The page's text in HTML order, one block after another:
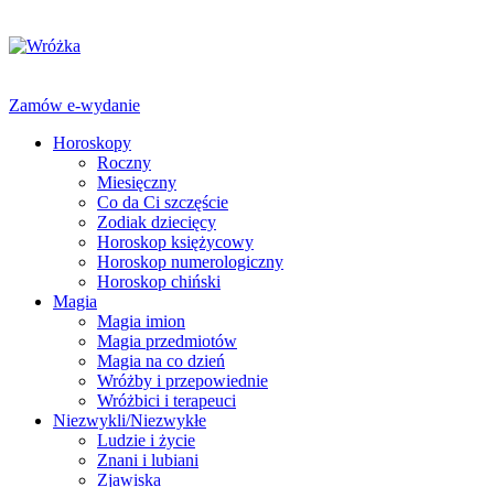
Zamów e-wydanie
Horoskopy
Roczny
Miesięczny
Co da Ci szczęście
Zodiak dziecięcy
Horoskop księżycowy
Horoskop numerologiczny
Horoskop chiński
Magia
Magia imion
Magia przedmiotów
Magia na co dzień
Wróżby i przepowiednie
Wróżbici i terapeuci
Niezwykli/Niezwykłe
Ludzie i życie
Znani i lubiani
Zjawiska